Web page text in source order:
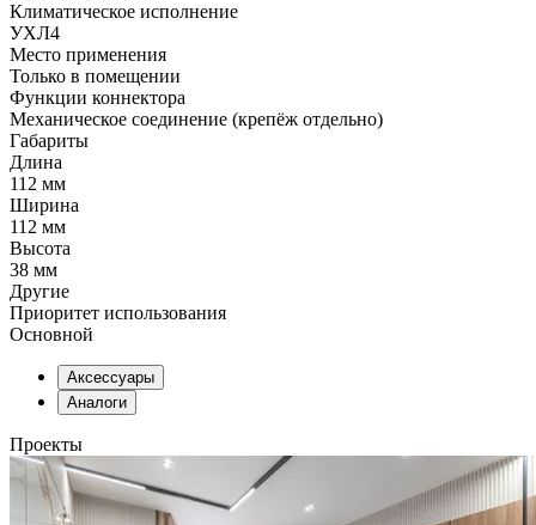
Климатическое исполнение
УХЛ4
Место применения
Только в помещении
Функции коннектора
Механическое соединение (крепёж отдельно)
Габариты
Длина
112 мм
Ширина
112 мм
Высота
38 мм
Другие
Приоритет использования
Основной
Аксессуары
Аналоги
Проекты